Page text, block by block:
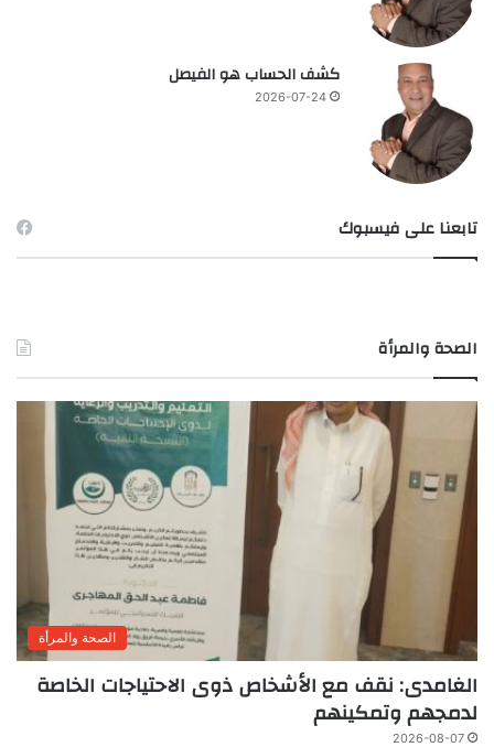
كشف الحساب هو الفيصل
2026-07-24
تابعنا على فيسبوك
الصحة والمرأة
الصحة والمرأة
الغامدى: نقف مع الأشخاص ذوى الاحتياجات الخاصة
لدمجهم وتمكينهم
2026-08-07